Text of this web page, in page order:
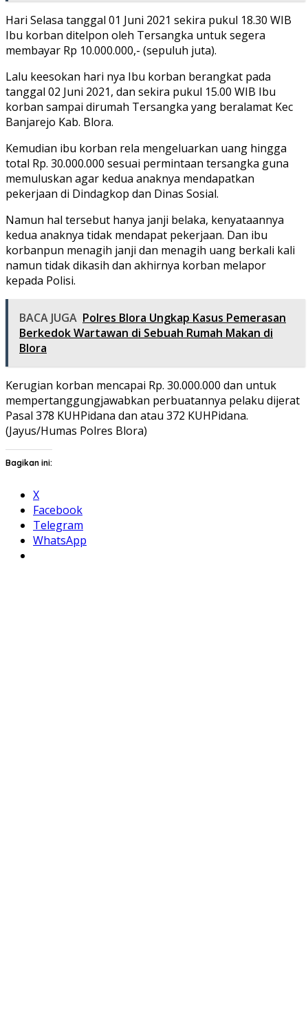
Hari Selasa tanggal 01 Juni 2021 sekira pukul 18.30 WIB
Ibu korban ditelpon oleh Tersangka untuk segera
membayar Rp 10.000.000,- (sepuluh juta).
Lalu keesokan hari nya Ibu korban berangkat pada
tanggal 02 Juni 2021, dan sekira pukul 15.00 WIB Ibu
korban sampai dirumah Tersangka yang beralamat Kec
Banjarejo Kab. Blora.
Kemudian ibu korban rela mengeluarkan uang hingga
total Rp. 30.000.000 sesuai permintaan tersangka guna
memuluskan agar kedua anaknya mendapatkan
pekerjaan di Dindagkop dan Dinas Sosial.
Namun hal tersebut hanya janji belaka, kenyataannya
kedua anaknya tidak mendapat pekerjaan. Dan ibu
korbanpun menagih janji dan menagih uang berkali kali
namun tidak dikasih dan akhirnya korban melapor
kepada Polisi.
BACA JUGA Polres Blora Ungkap Kasus Pemerasan
Berkedok Wartawan di Sebuah Rumah Makan di
Blora
Kerugian korban mencapai Rp. 30.000.000 dan untuk
mempertanggungjawabkan perbuatannya pelaku dijerat
Pasal 378 KUHPidana dan atau 372 KUHPidana.
(Jayus/Humas Polres Blora)
Bagikan ini:
X
Facebook
Telegram
WhatsApp